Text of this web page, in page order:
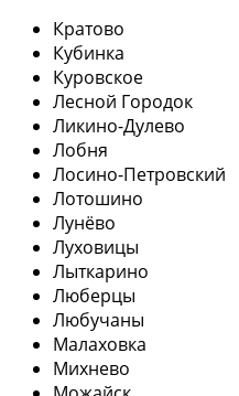
Кратово
Кубинка
Куровское
Лесной Городок
Ликино-Дулево
Лобня
Лосино-Петровский
Лотошино
Лунёво
Луховицы
Лыткарино
Люберцы
Любучаны
Малаховка
Михнево